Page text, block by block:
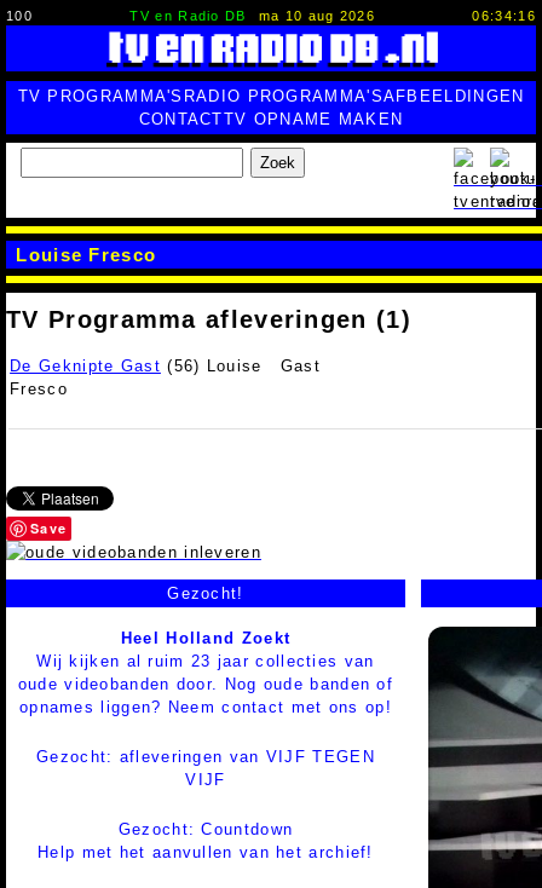
100 TV en Radio DB ma 10 aug 2026 06:34:17
TV PROGRAMMA'S RADIO PROGRAMMA'SAFBEELDINGEN
CONTACTTV OPNAME MAKEN
Zoek
Louise Fresco
TV Programma afleveringen (1)
De Geknipte Gast (56) Louise
Fresco
Gast
Save
Gezocht!
Heel Holland Zoekt
Wij kijken al ruim 23 jaar collecties van
oude videobanden door. Nog oude banden of
opnames liggen? Neem contact met ons op!
Gezocht: afleveringen van VIJF TEGEN
VIJF
Gezocht: Countdown
Help met het aanvullen van het archief!